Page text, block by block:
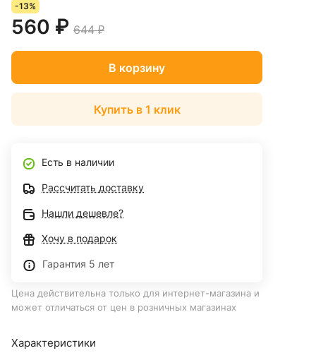
Характеристики
-13%
560 ₽ 644 ₽
В корзину
Купить в 1 клик
Есть в наличии
Рассчитать доставку
Нашли дешевле?
Хочу в подарок
Гарантия 5 лет
Цена действительна только для интернет-магазина и
может отличаться от цен в розничных магазинах